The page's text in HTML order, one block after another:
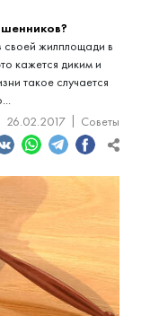
своей жилплощади в
кажется диким и
такое случается
26.02.2017
Советы